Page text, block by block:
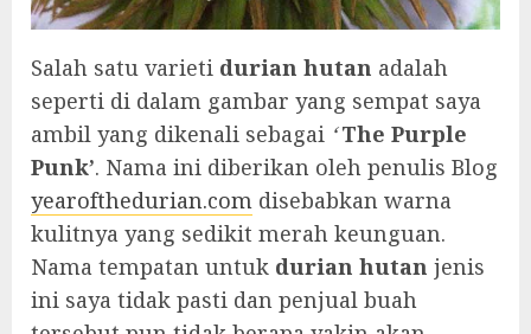
Salah satu varieti durian hutan adalah
seperti di dalam gambar yang sempat saya
ambil yang dikenali sebagai ‘The Purple
Punk’. Nama ini diberikan oleh penulis Blog
yearofthedurian.com disebabkan warna
kulitnya yang sedikit merah keunguan.
Nama tempatan untuk durian hutan jenis
ini saya tidak pasti dan penjual buah